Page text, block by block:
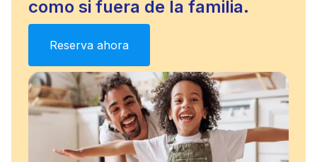
como si fuera de la familia.
Reserva ahora